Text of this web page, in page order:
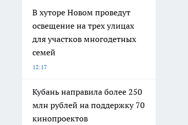
В хуторе Новом проведут
освещение на трех улицах
для участков многодетных
семей
12:17
Кубань направила более 250
млн рублей на поддержку 70
кинопроектов